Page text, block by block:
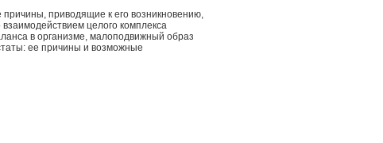
приводящие к его возникновению,
целого комплекса
в организме, малоподвижный образ